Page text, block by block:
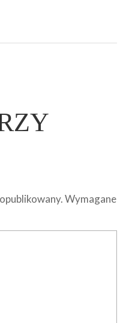
Wymagane